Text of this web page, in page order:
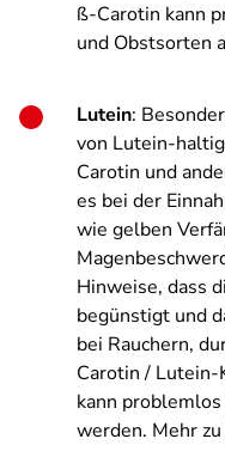
ß-Carotin kann
und Obstsorten
Lutein:
von Lutein-
Carotin und
es bei der
wie gelben
Hinweise, dass
begünstigt und
bei Rauchern,
Carotin / Lutein-
kann
werden. Mehr zu